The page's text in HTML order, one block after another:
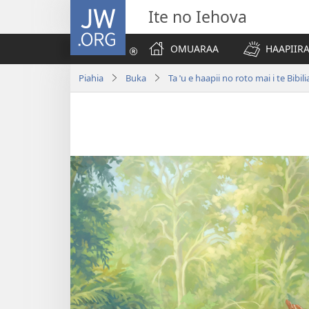
JW.ORG Ite no Iehova
OMUARAA
Piahia Buka Ta ˈu e haapii no roto mai i te